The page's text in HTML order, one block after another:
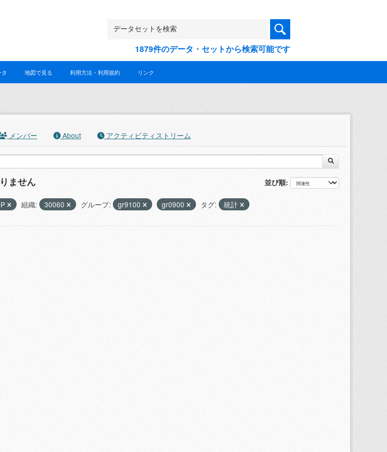
1879件のデータ・セットから検索可能です
地図で見る 利用方法・利用規約 リンク
メンバー About アクティビティストリーム
並び順
ません
組織: 30060 グループ: gr9100 gr0900 タグ: 統計